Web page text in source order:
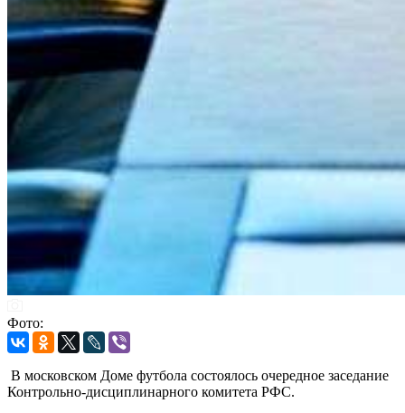
Фото:
В московском Доме футбола состоялось очередное заседание
Контрольно-дисциплинарного комитета РФС.